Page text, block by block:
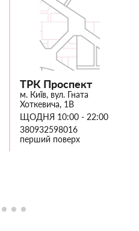
ТРК Проспект
м. Київ, вул. Гната
Хоткевича, 1В
ЩОДНЯ 10:00 - 22:00
380932598016
перший поверх